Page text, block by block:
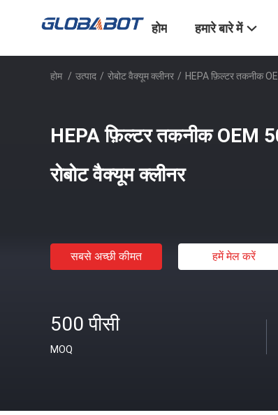
होम हमारे बारे में
होम / उत्पाद / रोबोट वैक्यूम क्लीनर / HEPA फ़िल्टर तकनीक
HEPA फ़िल्टर तकनीक OEM
रोबोट वैक्यूम क्लीनर
सबसे अच्छी कीमत हमें मेल करें
500 पीसी
MOQ